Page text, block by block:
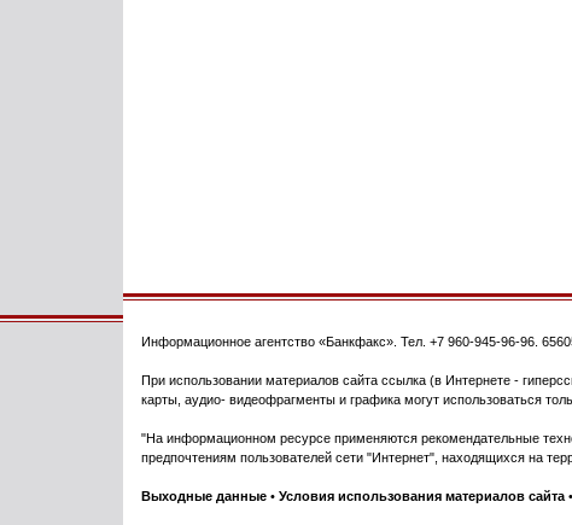
Информационное агентство «Банкфакс» . Тел. +7 960-945-96-96
При использовании материалов сайта ссылка (в Интернете -
карты, аудио- видеофрагменты и графика могут использоваться
"На информационном ресурсе применяются рекомендательные
предпочтениям пользователей сети "Интернет", находящихся на
Выходные данные • Условия использования материалов сайта •